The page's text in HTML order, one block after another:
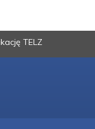
TELZ